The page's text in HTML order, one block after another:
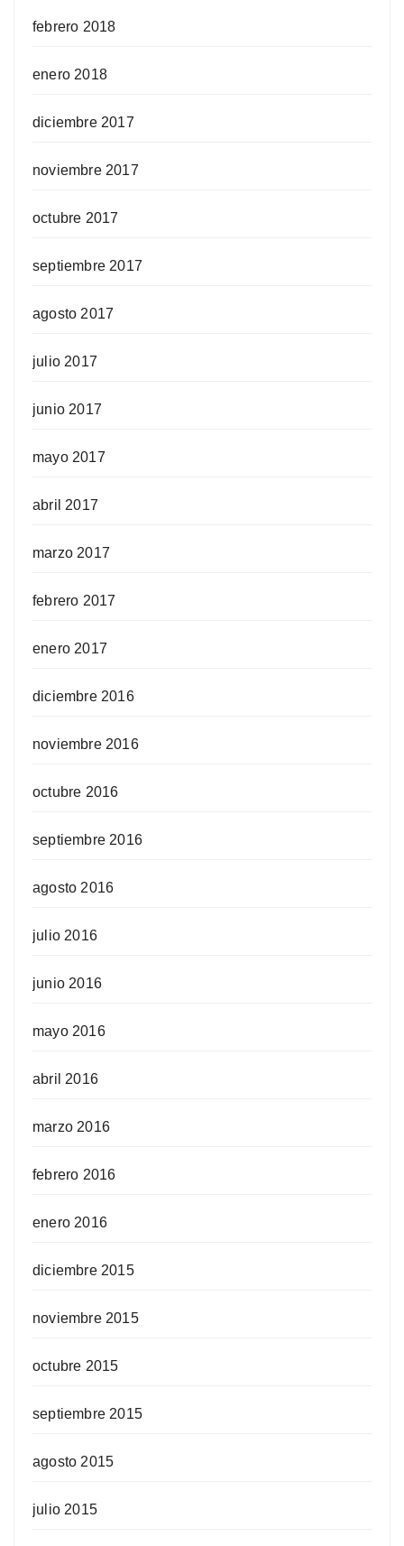
febrero 2018
enero 2018
diciembre 2017
noviembre 2017
octubre 2017
septiembre 2017
agosto 2017
julio 2017
junio 2017
mayo 2017
abril 2017
marzo 2017
febrero 2017
enero 2017
diciembre 2016
noviembre 2016
octubre 2016
septiembre 2016
agosto 2016
julio 2016
junio 2016
mayo 2016
abril 2016
marzo 2016
febrero 2016
enero 2016
diciembre 2015
noviembre 2015
octubre 2015
septiembre 2015
agosto 2015
julio 2015